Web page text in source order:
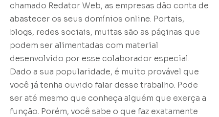
chamado Redator Web, as empresas dão conta de
abastecer os seus domínios online. Portais,
blogs, redes sociais, muitas são as páginas que
podem ser alimentadas com material
desenvolvido por esse colaborador especial.
Dado a sua popularidade, é muito provável que
você já tenha ouvido falar desse trabalho. Pode
ser até mesmo que conheça alguém que exerça a
função. Porém, você sabe o que faz exatamente